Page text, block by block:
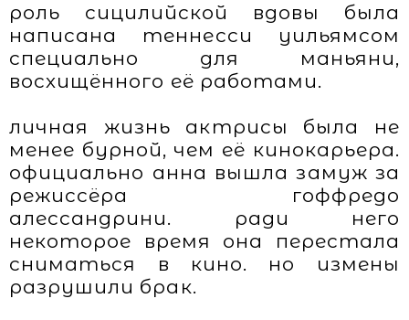
роль сицилийской вдовы была
написана теннесси уильямсом
специально для маньяни,
восхищённого её работами.
личная жизнь актрисы была не
менее бурной, чем её кинокарьера.
официально анна вышла замуж за
режиссёра гоффредо
алессандрини. ради него
некоторое время она перестала
сниматься в кино. но измены
разрушили брак.